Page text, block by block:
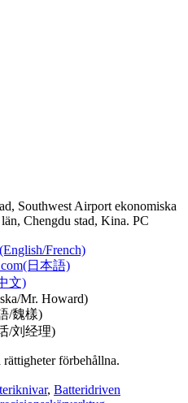
Southwest Airport ekonomiska
Chengdu stad, Kina. PC
French)
日本語)
文)
Mr. Howard)
/魏樣)
/刘经理)
förbehållna.
, Batteridriven